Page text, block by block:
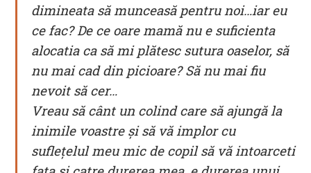
dimineata să munceasă pentru noi…iar eu
ce fac? De ce oare mamă nu e suficienta
alocatia ca să mi plătesc sutura oaselor, să
nu mai cad din picioare? Să nu mai fiu
nevoit să cer…
Vreau să cânt un colind care să ajungă la
inimile voastre şi să vă implor cu
suflețelul meu mic de copil să vă intoarceti